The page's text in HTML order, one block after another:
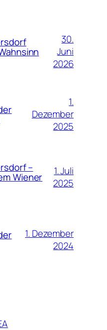
30.
Juni
2026
1.
Dezember
2025
–
Wiener
1. Juli
2025
1. Dezember
2024